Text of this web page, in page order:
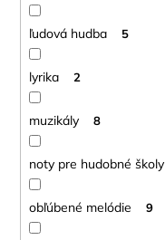
ľudová hudba 5
lyrika 2
muzikály 8
noty pre hudobné školy
obľúbené melódie 9